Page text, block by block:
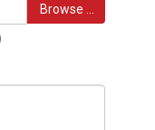
Browse …